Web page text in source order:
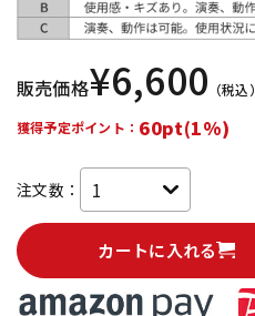
販売価格¥6,600 （税込）
獲得予定ポイント： 60pt(1%)
注文数：
カートに入れる